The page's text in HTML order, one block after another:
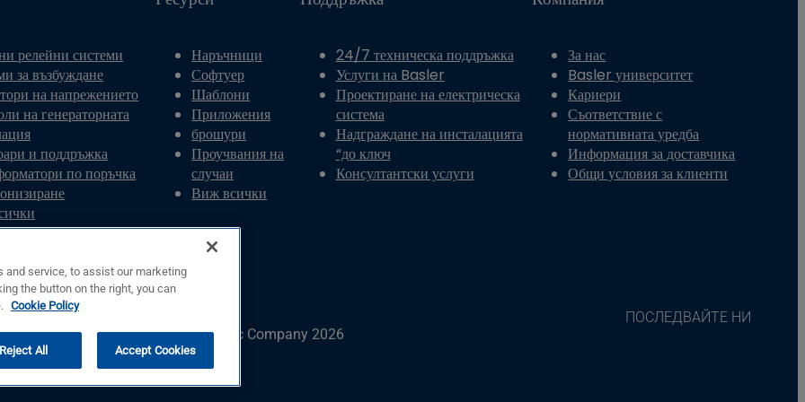
релейни системи
за възбуждане
на напрежението
на генераторната
и поддръжка
по поръчка
Наръчници
Софтуер
Шаблони
Приложения
брошури
Проучвания на
случаи
Виж всички
24/7 техническа поддръжка
Услуги на Basler
Проектиране на електрическа
система
Надграждане на инсталацията
“до ключ
Консултантски услуги
За нас
Basler университет
Кариери
Съответствие с
нормативната уредба
Информация за доставчика
Общи условия за клиенти
ПОСЛЕДВАЙТЕ НИ
© Copyright © Basler Electric Company 2026
and service, to assist our marketing
the button on the right, you can
Cookie Policy
Reject All Accept Cookies